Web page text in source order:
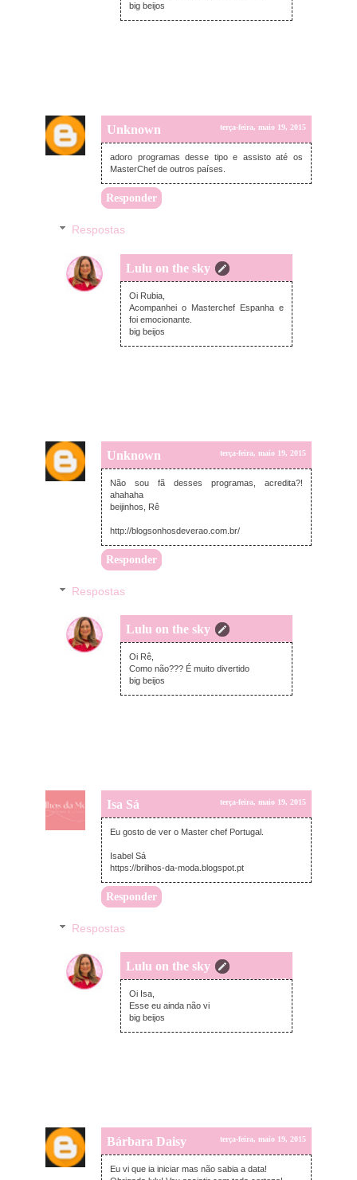
big beijos
Unknown terça-feira, maio 19, 2015
adoro programas desse tipo e assisto até os
MasterChef de outros países.
Responder
Respostas
Lulu on the sky
terça-feira, maio 19, 2015
Oi Rubia,
Acompanhei o Masterchef Espanha e
foi emocionante.
big beijos
Unknown terça-feira, maio 19, 2015
Não sou fã desses programas, acredita?!
ahahaha
beijinhos, Rê
http://blogsonhosdeverao.com.br/
Responder
Respostas
Lulu on the sky
terça-feira, maio 19, 2015
Oi Rê,
Como não??? É muito divertido
big beijos
Isa Sá terça-feira, maio 19, 2015
Eu gosto de ver o Master chef Portugal.
Isabel Sá
https://brilhos-da-moda.blogspot.pt
Responder
Respostas
Lulu on the sky
terça-feira, maio 19, 2015
Oi Isa,
Esse eu ainda não vi
big beijos
Bárbara Daisy terça-feira, maio 19, 2015
Eu vi que ia iniciar mas não sabia a data!